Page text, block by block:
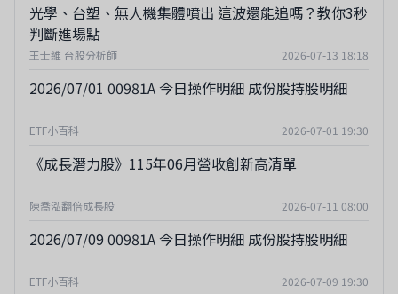
光學、台塑、無人機集體噴出 這波還能追嗎？教你3秒
判斷進場點
王士維 台股分析師 2026-07-13 18:18
2026/07/01 00981A 今日操作明細 成份股持股明細
ETF小百科 2026-07-01 19:30
《成長潛力股》115年06月營收創新高清單
陳喬泓翻倍成長股 2026-07-11 08:00
2026/07/09 00981A 今日操作明細 成份股持股明細
ETF小百科 2026-07-09 19:30